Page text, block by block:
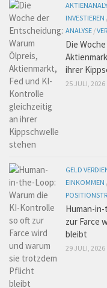
INVESTIEREN
ANALYSE /
Die
ihrer
25 JULI, 2026
GELD
EINKOMMEN
Human-
zur Farce
bleibt
29 JULI, 2026